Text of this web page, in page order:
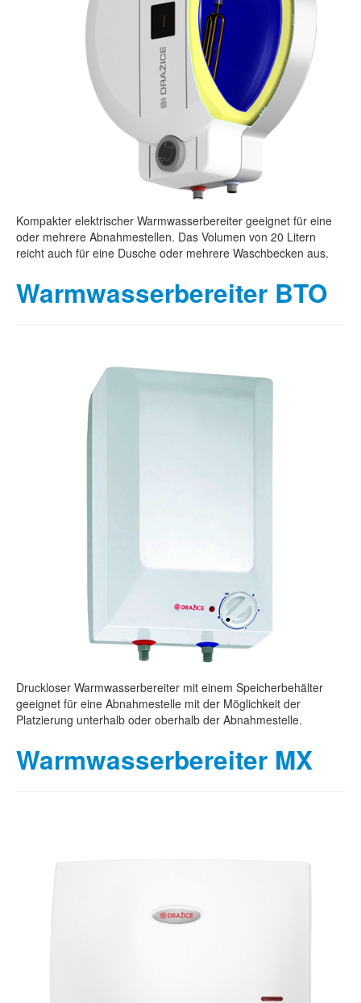
Kompakter elektrischer Warmwasserbereiter geeignet für eine
oder mehrere Abnahmestellen. Das Volumen von 20 Litern
reicht auch für eine Dusche oder mehrere Waschbecken aus.
Warmwasserbereiter BTO
Druckloser Warmwasserbereiter mit einem Speicherbehälter
geeignet für eine Abnahmestelle mit der Möglichkeit der
Platzierung unterhalb oder oberhalb der Abnahmestelle.
Warmwasserbereiter MX